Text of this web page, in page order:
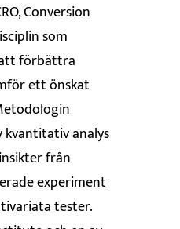
Conversion
som
förbättra
ett önskat
analys
från
experiment
tester.